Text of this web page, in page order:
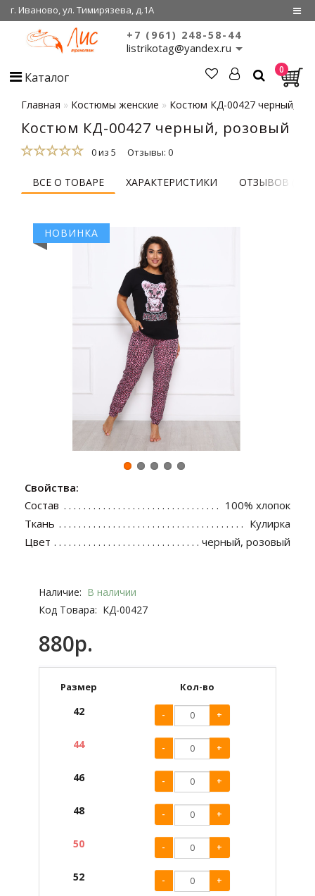
г. Иваново, ул. Тимирязева, д.1А
Регистрация
Войти
О нас
Сертификаты
+7 (961) 248-58-44
listrikotag@yandex.ru
Каталог 0
Главная Костюмы женские Костюм КД-00427 черный,
Костюм КД-00427 черный, розовый
0 из 5 Отзывы: 0
ВСЕ О ТОВАРЕ ХАРАКТЕРИСТИКИ ОТЗЫВОВ (0)
НОВИНКА
Свойства:
Состав
100% хлопок
Ткань
Кулирка
Цвет
черный, розовый
Наличие: В наличии
Код Товара: КД-00427
880р.
Размер Кол-во
42 - +
44 - +
46 - +
48 - +
50 - +
52 - +